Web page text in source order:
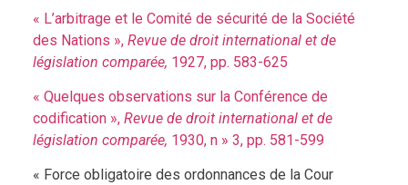
« L’arbitrage et le Comité de sécurité de la Société
des Nations », Revue de droit international et de
législation comparée, 1927, pp. 583-625
« Quelques observations sur la Conférence de
codification », Revue de droit international et de
législation comparée, 1930, n » 3, pp. 581-599
« Force obligatoire des ordonnances de la Cour